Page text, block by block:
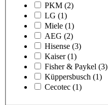
PKM (2)
LG (1)
Miele (1)
AEG (2)
Hisense (3)
Kaiser (1)
Fisher & Paykel (3)
Küppersbusch (1)
Cecotec (1)